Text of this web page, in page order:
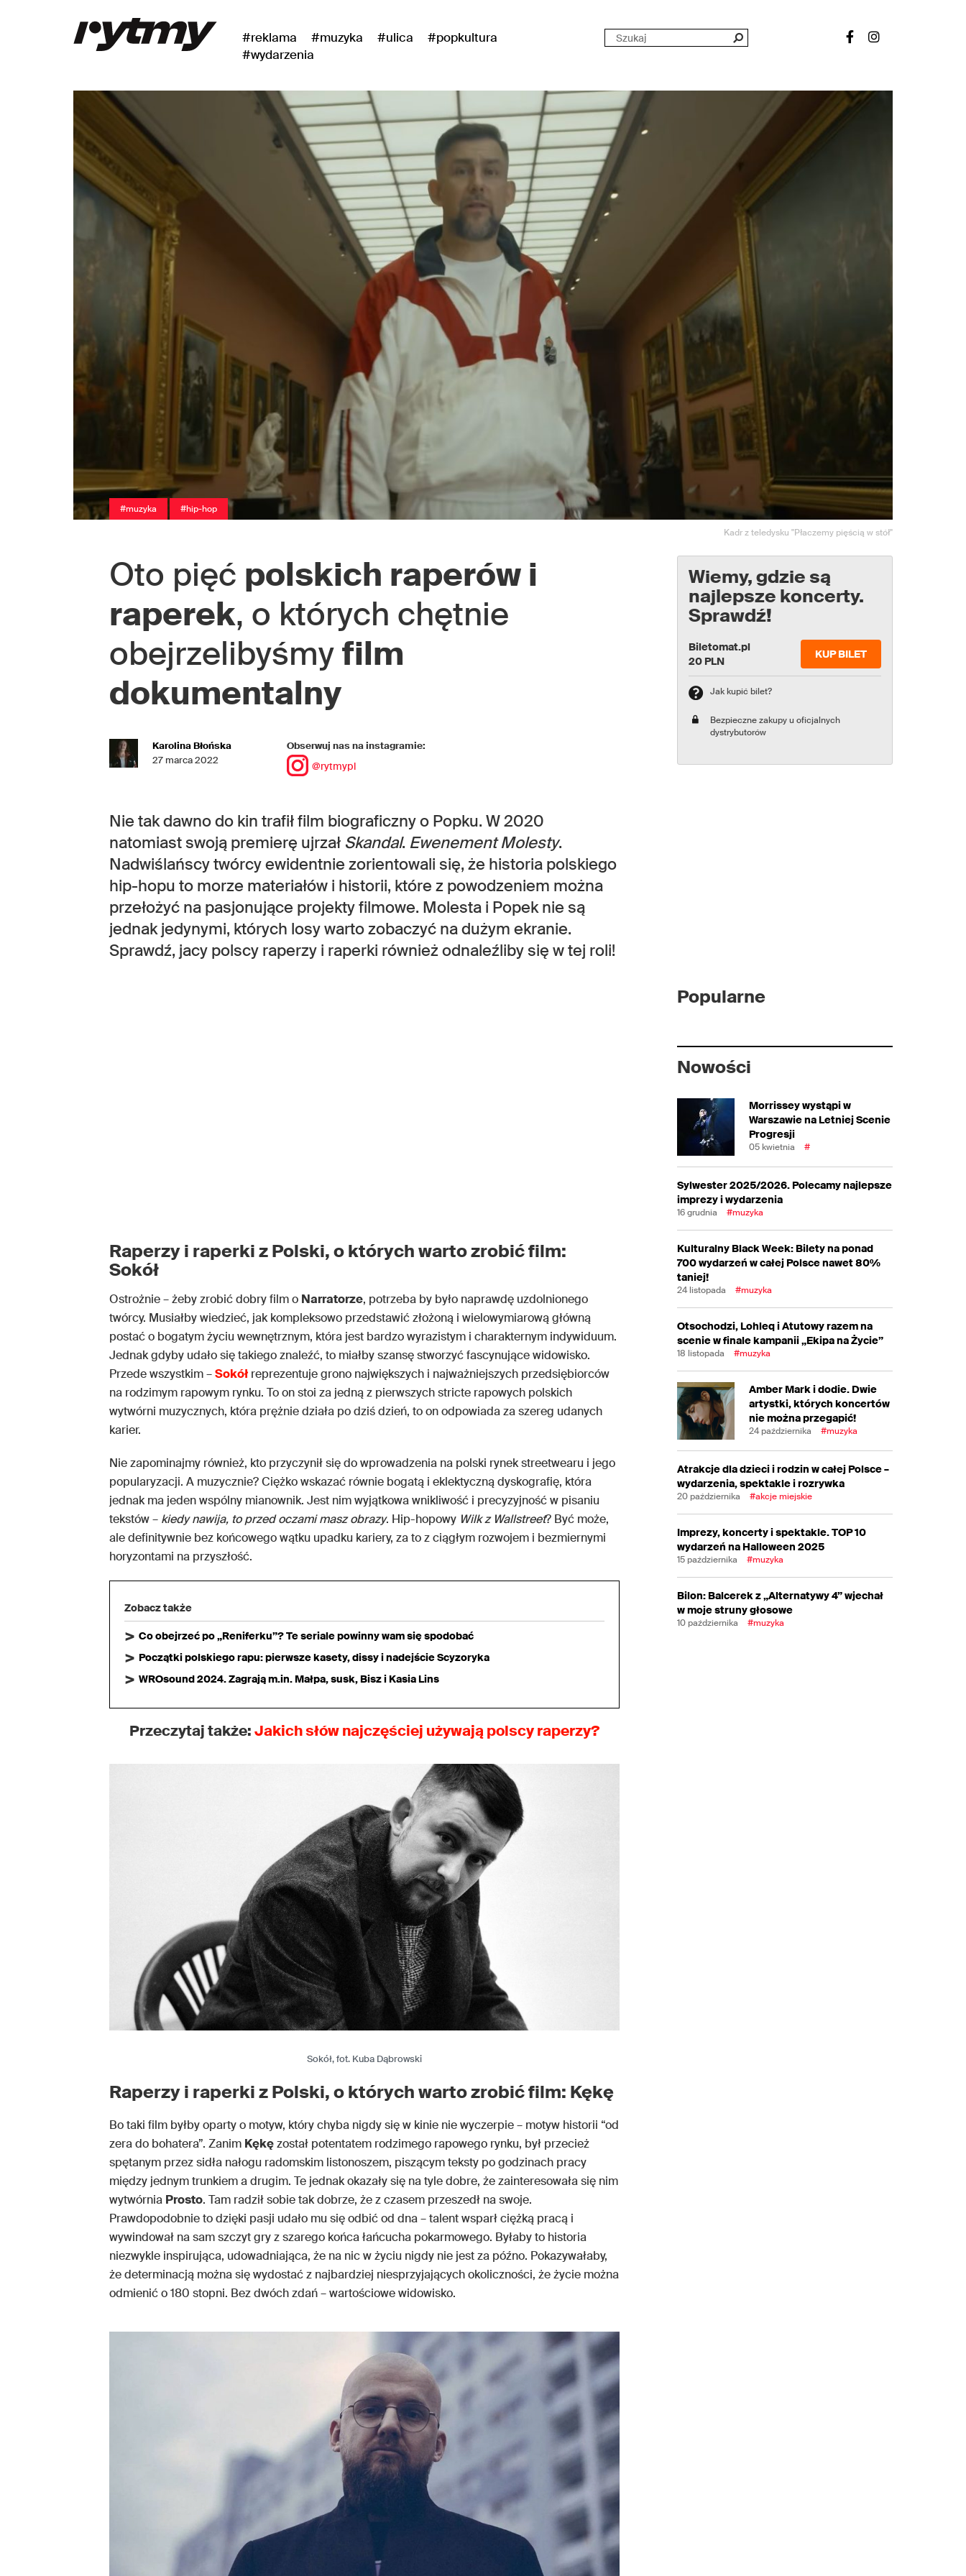
#reklama #muzyka #ulica
#popkultura
#wydarzenia
#muzyka #hip-hop
Kadr z teledysku "Płaczemy pięścią w stół"
Oto pięć polskich raperów i
raperek, o których chętnie
obejrzelibyśmyfilm
dokumentalny
Karolina Błońska
27 marca 2022
Obserwuj nas na instagramie:
@rytmypl
Nie tak dawno do kin trafił film biograficzny o Popku. W 2020
natomiast swoją premierę ujrzał Skandal. Ewenement Molesty.
Nadwiślańscy twórcy ewidentnie zorientowali się, że historia polskiego
hip-hopu to morze materiałów i historii, które z powodzeniem można
przełożyć na pasjonujące projekty filmowe. Molesta i Popek nie są
jednak jedynymi, których losy warto zobaczyć na dużym ekranie.
Sprawdź, jacy polscy raperzy i raperki również odnaleźliby się w tej roli!
Raperzy i raperki z Polski, o których warto zrobić film:
Sokół
Ostrożnie – żeby zrobić dobry film o Narratorze, potrzeba by było naprawdę uzdolnionego
twórcy. Musiałby wiedzieć, jak kompleksowo przedstawić złożoną i wielowymiarową główną
postać o bogatym życiu wewnętrznym, która jest bardzo wyrazistym i charakternym indywiduum.
Jednak gdyby udało się takiego znaleźć, to miałby szansę stworzyć fascynujące widowisko.
Przede wszystkim –Sokół reprezentuje grono największych i najważniejszych przedsiębiorców
na rodzimym rapowym rynku. To on stoi za jedną z pierwszych stricte rapowych polskich
wytwórni muzycznych, która prężnie działa po dziś dzień, to on odpowiada za szereg udanych
karier.
Nie zapominajmy również, kto przyczynił się do wprowadzenia na polski rynek streetwearu i jego
popularyzacji. A muzycznie? Ciężko wskazać równie bogatą i eklektyczną dyskografię, która
jednak ma jeden wspólny mianownik. Jest nim wyjątkowa wnikliwość i precyzyjność w pisaniu
tekstów – kiedy nawija, to przed oczami masz obrazy. Hip-hopowy Wilk z Wallstreet? Być może,
ale definitywnie bez końcowego wątku upadku kariery, za to z ciągłym rozwojem i bezmiernymi
horyzontami na przyszłość.
Zobacz także
Co obejrzeć po „Reniferku”? Te seriale powinny wam się spodobać
Początki polskiego rapu: pierwsze kasety, dissy i nadejście Scyzoryka
WROsound 2024. Zagrają m.in. Małpa, susk, Bisz i Kasia Lins
Przeczytaj także:Jakich słów najczęściej używają polscy raperzy?
Sokół, fot. Kuba Dąbrowski
Raperzy i raperki z Polski, o których warto zrobić film: Kękę
Bo taki film byłby oparty o motyw, który chyba nigdy się w kinie nie wyczerpie – motyw historii “od
zera do bohatera”. Zanim Kękęzostał potentatem rodzimego rapowego rynku, był przecież
spętanym przez sidła nałogu radomskim listonoszem, piszącym teksty po godzinach pracy
między jednym trunkiem a drugim. Te jednak okazały się na tyle dobre, że zainteresowała się nim
wytwórnia Prosto. Tam radził sobie tak dobrze, że z czasem przeszedł na swoje.
Prawdopodobnie to dzięki pasji udało mu się odbić od dna – talent wsparł ciężką pracą i
wywindował na sam szczyt gry z szarego końca łańcucha pokarmowego. Byłaby to historia
niezwykle inspirująca, udowadniająca, że na nic w życiu nigdy nie jest za późno. Pokazywałaby,
że determinacją można się wydostać z najbardziej niesprzyjających okoliczności, że życie można
odmienić o 180 stopni. Bez dwóch zdań – wartościowe widowisko.
Wiemy, gdzie są
najlepsze koncerty.
Sprawdź!
Biletomat.pl
20 PLN
KUP BILET
Jak kupić bilet?
Bezpieczne zakupy u oficjalnych
dystrybutorów
Popularne
Nowości
Morrissey wystąpi w
Warszawie na Letniej Scenie
Progresji
05 kwietnia #
Sylwester 2025/2026. Polecamy najlepsze
imprezy i wydarzenia
16 grudnia #muzyka
Kulturalny Black Week: Bilety na ponad
700 wydarzeń w całej Polsce nawet 80%
taniej!
24 listopada #muzyka
Otsochodzi, Lohleq i Atutowy razem na
scenie w finale kampanii „Ekipa na Życie”
18 listopada #muzyka
Amber Mark i dodie. Dwie
artystki, których koncertów
nie można przegapić!
24 października #muzyka
Atrakcje dla dzieci i rodzin w całej Polsce –
wydarzenia, spektakle i rozrywka
20 października #akcje miejskie
Imprezy, koncerty i spektakle. TOP 10
wydarzeń na Halloween 2025
15 października #muzyka
Bilon: Balcerek z „Alternatywy 4” wjechał
w moje struny głosowe
10 października #muzyka